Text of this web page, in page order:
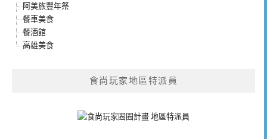
阿美族豐年祭
餐車美食
餐酒館
高雄美食
食尚玩家地區特派員